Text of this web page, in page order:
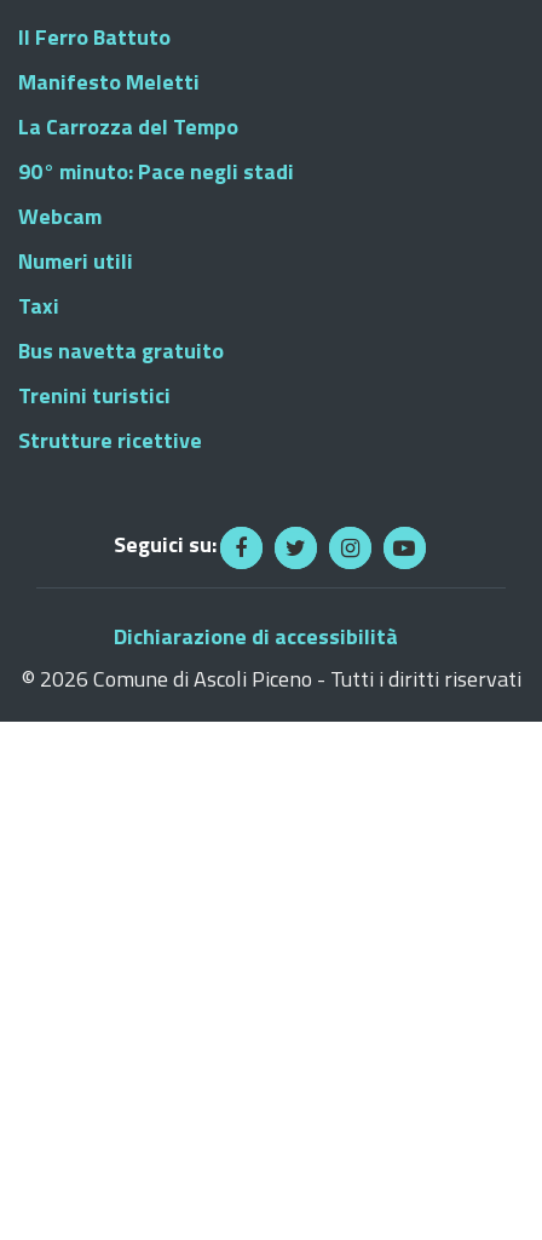
Il Ferro Battuto
Manifesto Meletti
La Carrozza del Tempo
90° minuto: Pace negli stadi
Webcam
Numeri utili
Taxi
Bus navetta gratuito
Trenini turistici
Strutture ricettive
Seguici su:
Dichiarazione di accessibilità
© 2026 Comune di Ascoli Piceno - Tutti i diritti riservati